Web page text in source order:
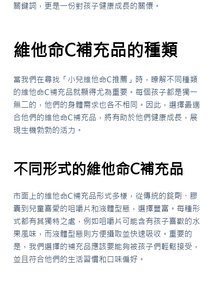
關鍵詞，更是一份對孩子健康成長的關懷。
維他命C補充品的種類
當我們在尋找「小兒維他命C推薦」時，瞭解不同種類
的維他命C補充品就顯得尤為重要。每個孩子都是獨一
無二的，他們的身體需求也各不相同。因此，選擇最適
合他們的維他命C補充品，將有助於他們健康成長，展
現生機勃勃的活力。
不同形式的維他命C補充品
市面上的維他命C補充品形式多樣，從傳統的錠劑、膠
囊到兒童喜愛的咀嚼片和液體型態，選擇豐富。每種形
式都有其獨特之處，例如咀嚼片可能含有孩子喜歡的水
果風味，而液體型態則方便攝取並快速吸收。重要的
是，我們選擇的補充品應該要能夠被孩子們輕鬆接受，
並且符合他們的生活習慣和口味偏好。